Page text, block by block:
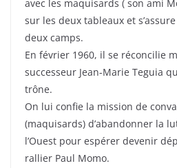
avec les maquisards ( son ami
sur les deux tableaux et
deux camps.
En février 1960, il se réconcilie
successeur Jean-Marie Teguia
trône.
On lui confie la mission de
(maquisards) d’abandonner la
l’Ouest pour espérer devenir
rallier Paul Momo.